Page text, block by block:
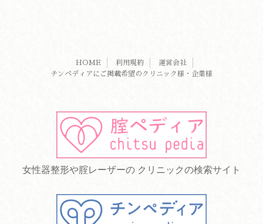
HOME 利用規約
運営会社
チンペディアにご掲載希望のクリニック様・企業様
女性器整形や腟レーザーの クリニックの検索サイト